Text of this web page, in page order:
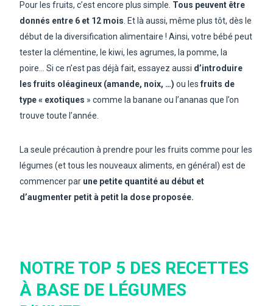
Pour les fruits, c’est encore plus simple. Tous peuvent être
donnés entre 6 et 12 mois . Et là aussi, même plus tôt, dès le
début de la diversification alimentaire ! Ainsi, votre bébé peut
tester la clémentine, le kiwi, les agrumes, la pomme, la
poire… Si ce n’est pas déjà fait, essayez aussi d’introduire
les fruits oléagineux (amande, noix, …) ou lesfruits de
type « exotiques » comme la banane ou l’ananas que l’on
trouve toute l’année.
La seule précaution à prendre pour les fruits comme pour les
légumes (et tous les nouveaux aliments, en général) est de
commencer par une petite quantité au début et
d’augmenter petit à petit la dose proposée.
NOTRE TOP 5 DES RECETTES
À BASE DE LÉGUMES